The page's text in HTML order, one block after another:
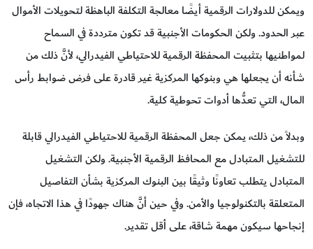
ويمكن للدولارات الرقمية أيضًا معالجة التكلفة الباهظة لتحويلات الأموال
عبر الحدود. ولكن الحكومات الأجنبية قد تكون مترددة في السماح
لمواطنيها بتثبيت المحفظة الرقمية للاحتياطي الفيدرالي، لأنَّ ذلك من
شأنه أن يجعلها هي وبنوكها المركزية غير قادرة على فرض ضوابط رأس
المال، التي تعدُّها أدوات تحوطية كلية.
وبدلاً من ذلك، يمكن جعل المحفظة الرقمية للاحتياطي الفيدرالي قابلة
للتشغيل المتبادل مع المحافظ الرقمية الأجنبية. ولكن التشغيل
المتبادل يتطلب تعاونًا وثيقًا بين البنوك المركزية بشأن التفاصيل
المتعلقة بالتكنولوجيا والأمن. وفي حين أنَّ هناك جهودًا في هذا الاتجاه، فإن
إنجاحها سيكون مهمة شاقة، على أقل تقدير.